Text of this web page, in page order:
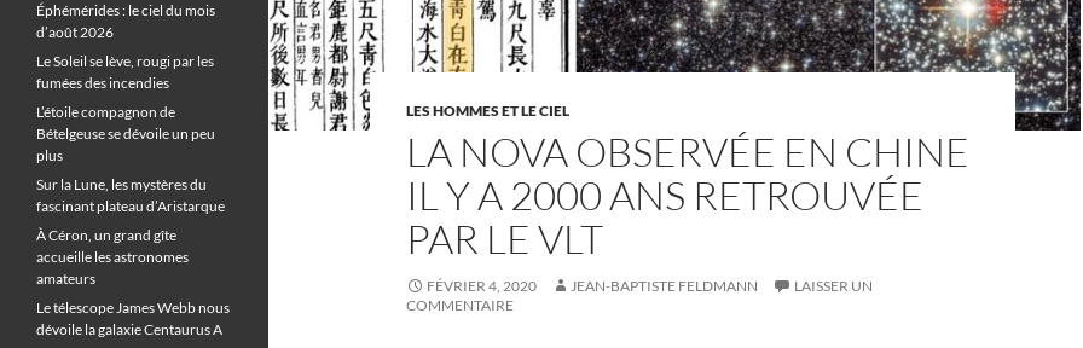
LES HOMMES ET LE CIEL
LA NOVA OBSERVÉE EN CHINE
IL Y A 2000 ANS RETROUVÉE
PAR LE VLT
FÉVRIER 4, 2020 JEAN-BAPTISTE FELDMANN
LAISSER UN
COMMENTAIRE
Éphémérides : le ciel du mois
d’août 2026
Le Soleil se lève, rougi par les
fumées des incendies
L’étoile compagnon de
Bételgeuse se dévoile un peu
plus
Sur la Lune, les mystères du
fascinant plateau d’Aristarque
À Céron, un grand gîte
accueille les astronomes
amateurs
Le télescope James Webb nous
dévoile la galaxie Centaurus A